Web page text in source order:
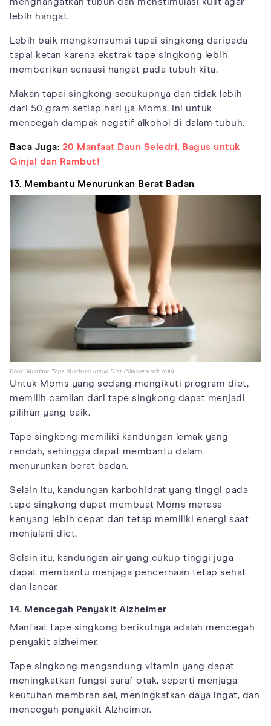
lebih hangat.
Lebih baik mengkonsumsi tapai singkong daripada
tapai ketan karena ekstrak tape singkong lebih
memberikan sensasi hangat pada tubuh kita.
Makan tapai singkong secukupnya dan tidak lebih
dari 50 gram setiap hari ya Moms. Ini untuk
mencegah dampak negatif alkohol di dalam tubuh.
Baca Juga: 20 Manfaat Daun Seledri, Bagus untuk
Ginjal dan Rambut!
13. Membantu Menurunkan Berat Badan
Foto: Manfaat Tape Singkong untuk Diet (Shutterstock.com)
Untuk Moms yang sedang mengikuti program diet,
memilih camilan dari tape singkong dapat menjadi
pilihan yang baik.
Tape singkong memiliki kandungan lemak yang
rendah, sehingga dapat membantu dalam
menurunkan berat badan.
Selain itu, kandungan karbohidrat yang tinggi pada
tape singkong dapat membuat Moms merasa
kenyang lebih cepat dan tetap memiliki energi saat
menjalani diet.
Selain itu, kandungan air yang cukup tinggi juga
dapat membantu menjaga pencernaan tetap sehat
dan lancar.
14. Mencegah Penyakit Alzheimer
Manfaat tape singkong berikutnya adalah mencegah
penyakit alzheimer.
Tape singkong mengandung vitamin yang dapat
meningkatkan fungsi saraf otak, seperti menjaga
keutuhan membran sel, meningkatkan daya ingat, dan
mencegah penyakit Alzheimer.